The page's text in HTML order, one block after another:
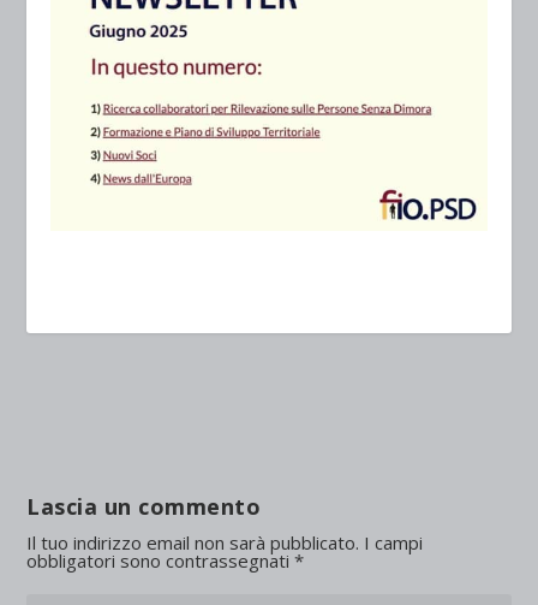
Lascia un commento
Il tuo indirizzo email non sarà pubblicato. I campi
obbligatori sono contrassegnati*